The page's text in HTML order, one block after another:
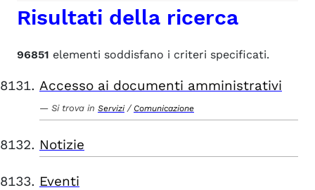
Risultati della ricerca
96851 elementi soddisfano i criteri specificati.
Accesso ai documenti amministrativi
Si trova in Servizi / Comunicazione
Notizie
Eventi